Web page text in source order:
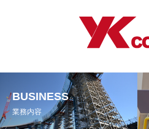
BUSINESS
業務内容